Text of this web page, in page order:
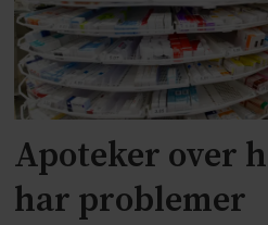
Apoteker over
har problemer